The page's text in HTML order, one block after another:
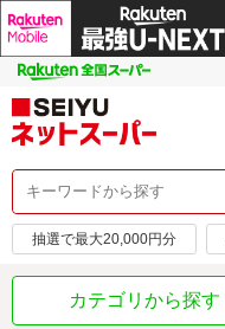
抽選で最大20,000円分
カテゴリから探す